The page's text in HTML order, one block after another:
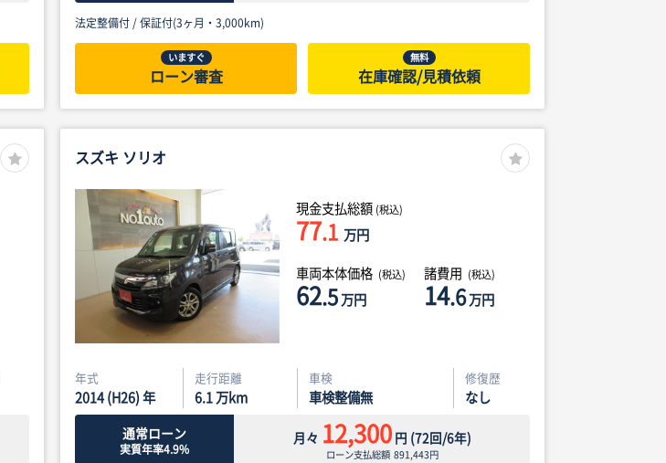
法定整備付 /保証付(3ヶ月・3,000km)
いますぐ
ローン審査
無料
在庫確認/見積依頼
スズキ ソリオ
現金支払総額 (税込)
77.1 万円
車両本体価格 (税込)
62.5万円
諸費用 (税込)
14.6万円
年式
2014 (H26) 年
走行距離
6.1万km
車検
車検整備無
修復歴
なし
通常ローン
実質年率4.9%
月々 12,300円 (72回/6年)
ローン支払総額 891,443円